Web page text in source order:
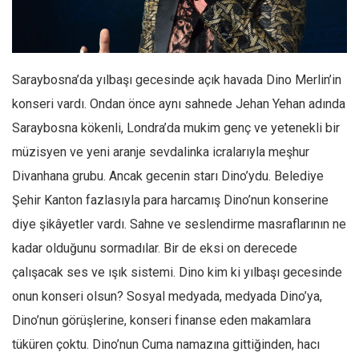
Instagram
Editörden
Kemal Özer
Mahmut Toptaş
Yvonne Ridley
Barış Tarımcıoğlu
Ömer Kayani
Yusuf Armağan
Hasanali Yıldırım
Leyla Şerif Emin
Saraybosna’da yılbaşı gecesinde açık havada Dino Merlin’in
konseri vardı. Ondan önce aynı sahnede Jehan Yehan adında
Saraybosna kökenli, Londra’da mukim genç ve yetenekli bir
müzisyen ve yeni aranje sevdalinka icralarıyla meşhur
Divanhana grubu. Ancak gecenin starı Dino’ydu. Belediye
Şehir Kanton fazlasıyla para harcamış Dino’nun konserine
diye şikâyetler vardı. Sahne ve seslendirme masraflarının ne
kadar olduğunu sormadılar. Bir de eksi on derecede
çalışacak ses ve ışık sistemi. Dino kim ki yılbaşı gecesinde
onun konseri olsun? Sosyal medyada, medyada Dino’ya,
Dino’nun görüşlerine, konseri finanse eden makamlara
tüküren çoktu. Dino’nun Cuma namazına gittiğinden, hacı